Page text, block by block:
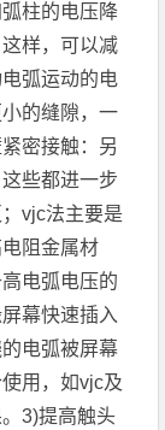
柱的电压降
样，可以减
弧运动的电
的缝隙，一
密接触：另
些都进一步
vjc法主要是
阻金属材
电弧电压的
幕快速插入
电弧被屏幕
用，如vjc及
3)提高触头